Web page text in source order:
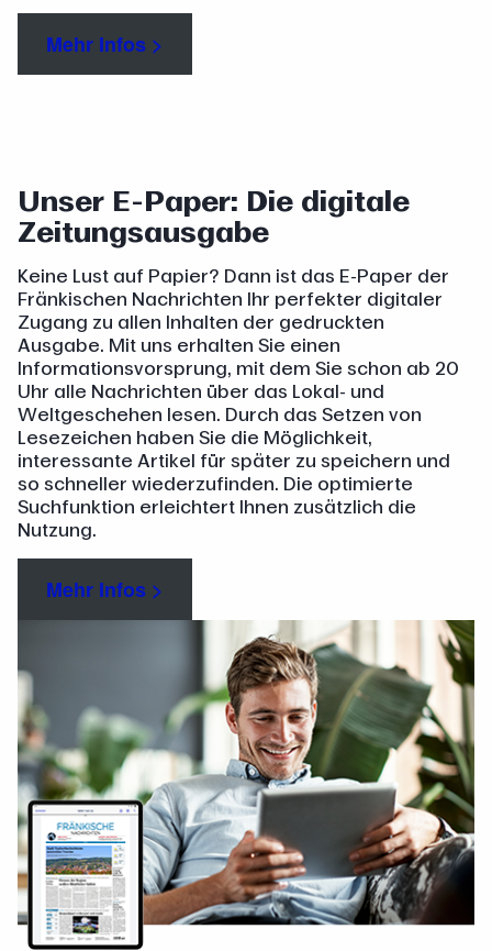
Mehr Infos >
Unser E-Paper: Die digitale
Zeitungsausgabe
Keine Lust auf Papier? Dann ist das E-Paper der
Fränkischen Nachrichten Ihr perfekter digitaler
Zugang zu allen Inhalten der gedruckten
Ausgabe. Mit uns erhalten Sie einen
Informationsvorsprung, mit dem Sie schon ab 20
Uhr alle Nachrichten über das Lokal- und
Weltgeschehen lesen. Durch das Setzen von
Lesezeichen haben Sie die Möglichkeit,
interessante Artikel für später zu speichern und
so schneller wiederzufinden. Die optimierte
Suchfunktion erleichtert Ihnen zusätzlich die
Nutzung.
Mehr Infos >